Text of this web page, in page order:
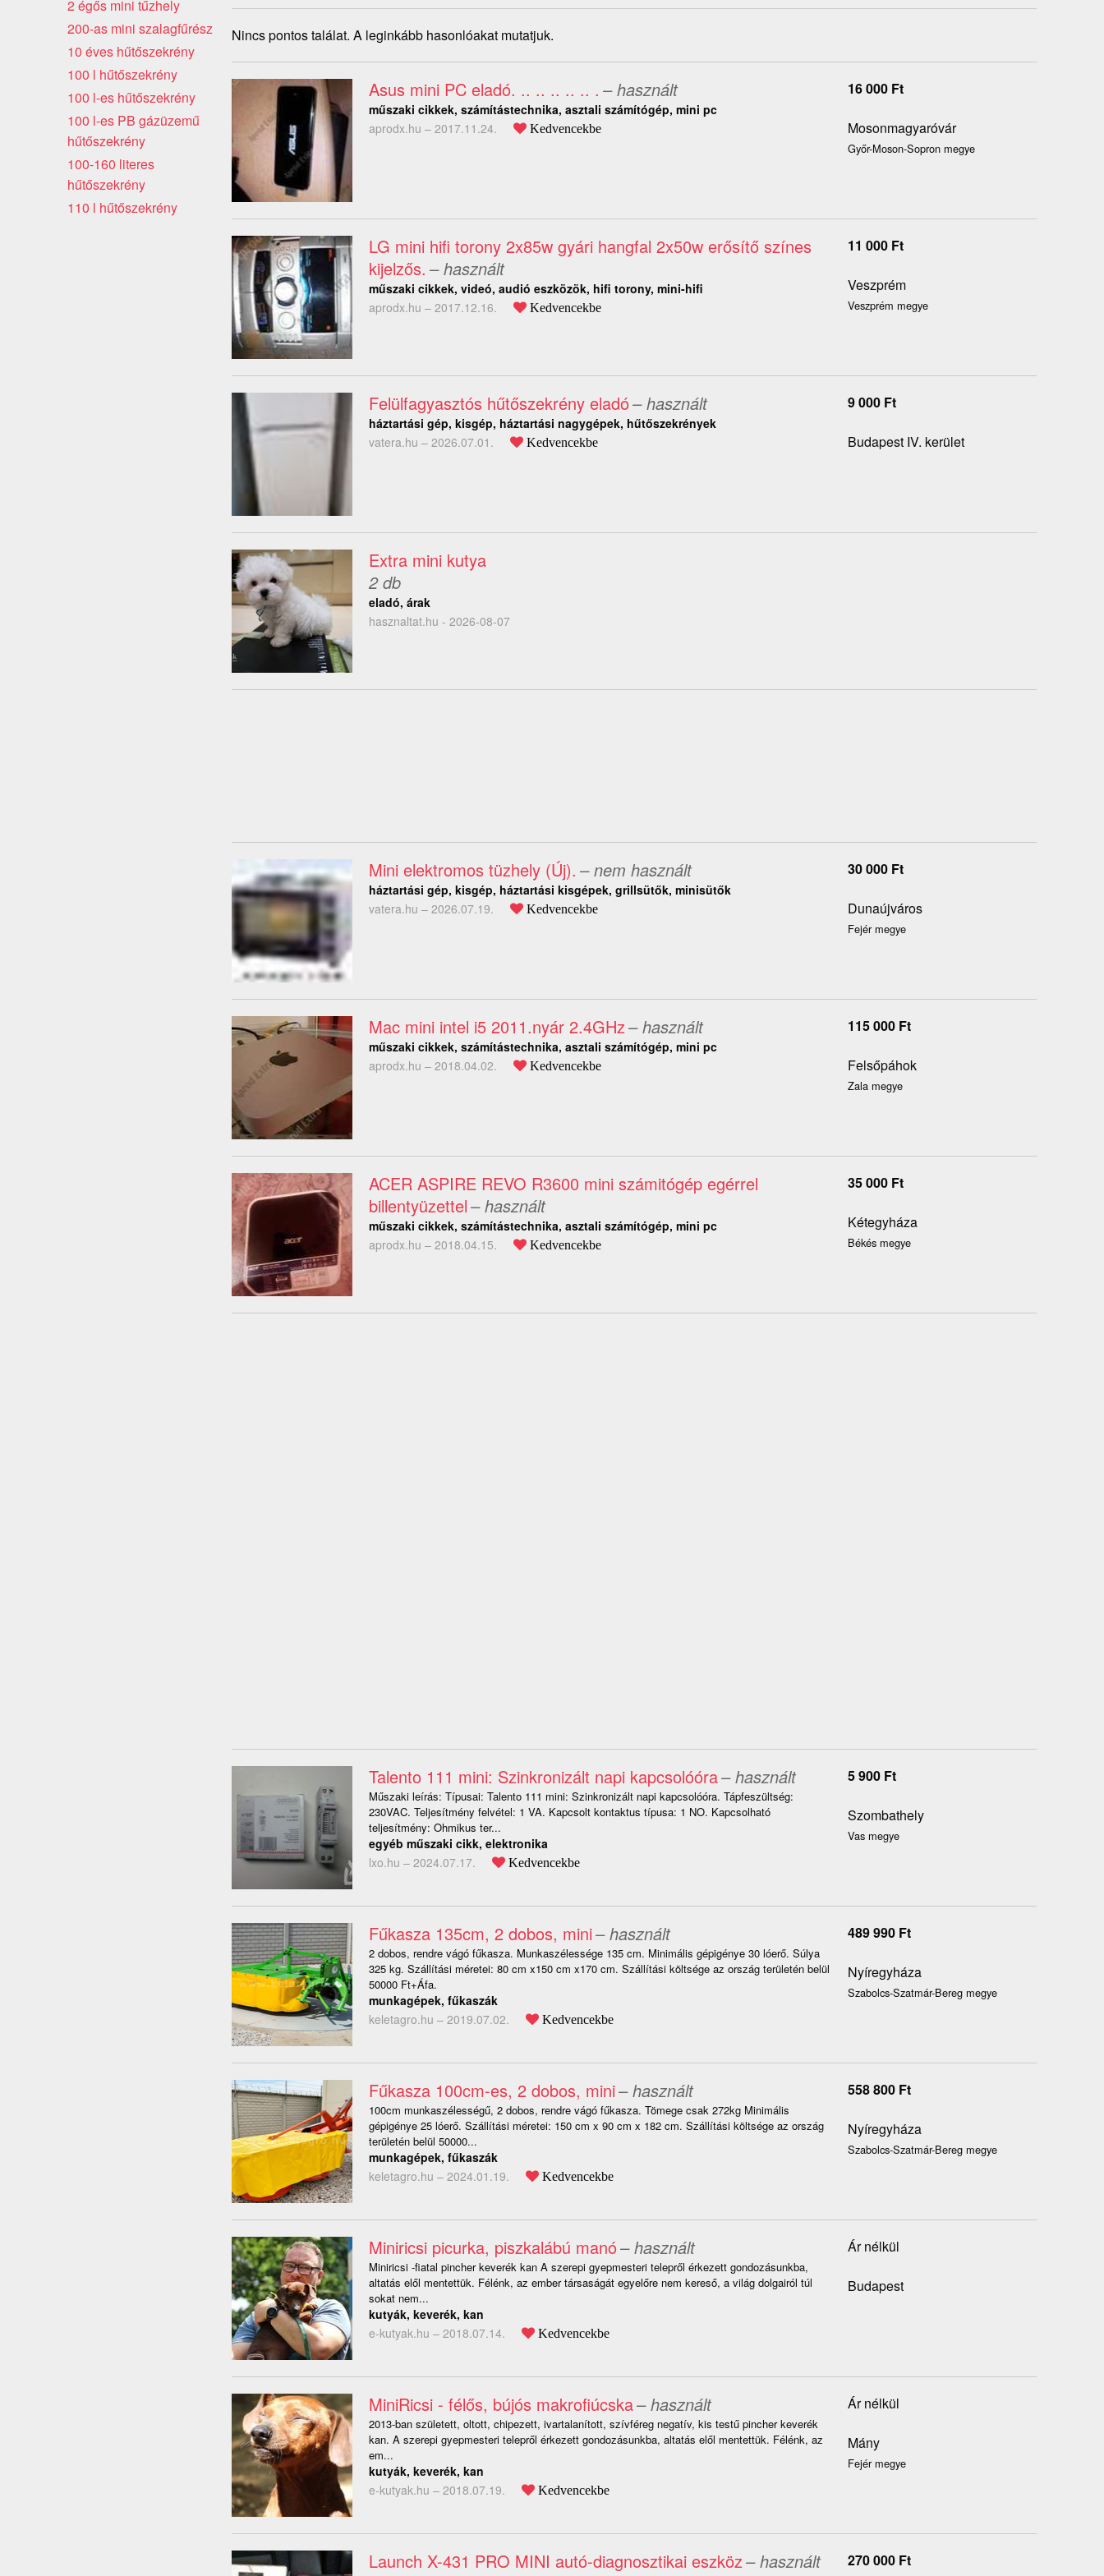
Nincs pontos találat. A leginkább hasonlóakat mutatjuk.
Asus mini PC eladó. .. .. .. .. .. . – használt
műszaki cikkek, számítástechnika, asztali számítógép, mini pc
aprodx.hu – 2017.11.24. Kedvencekbe
16 000 Ft
Mosonmagyaróvár
Győr-Moson-Sopron megye
LG mini hifi torony 2x85w gyári hangfal 2x50w erősítő színes
kijelzős. – használt
műszaki cikkek, videó, audió eszközök, hifi torony, mini-hifi
aprodx.hu – 2017.12.16. Kedvencekbe
11 000 Ft
Veszprém
Veszprém megye
Felülfagyasztós hűtőszekrény eladó– használt
háztartási gép, kisgép, háztartási nagygépek, hűtőszekrények
vatera.hu – 2026.07.01. Kedvencekbe
9 000 Ft
Budapest IV. kerület
Extra mini kutya
2 db
eladó, árak
hasznaltat.hu - 2026-08-07
Mini elektromos tüzhely (Új). – nem használt
háztartási gép, kisgép, háztartási kisgépek, grillsütők, minisütők
vatera.hu – 2026.07.19. Kedvencekbe
30 000 Ft
Dunaújváros
Fejér megye
Mac mini intel i5 2011.nyár 2.4GHz– használt
műszaki cikkek, számítástechnika, asztali számítógép, mini pc
aprodx.hu – 2018.04.02. Kedvencekbe
115 000 Ft
Felsőpáhok
Zala megye
ACER ASPIRE REVO R3600 mini számitógép egérrel
billentyüzettel– használt
műszaki cikkek, számítástechnika, asztali számítógép, mini pc
aprodx.hu – 2018.04.15. Kedvencekbe
35 000 Ft
Kétegyháza
Békés megye
Talento 111 mini: Szinkronizált napi kapcsolóóra– használt
Műszaki leírás: Típusai: Talento 111 mini: Szinkronizált napi kapcsolóóra. Tápfeszültség:
230VAC. Teljesítmény felvétel: 1 VA. Kapcsolt kontaktus típusa: 1 NO. Kapcsolható
teljesítmény: Ohmikus ter...
egyéb műszaki cikk, elektronika
lxo.hu – 2024.07.17. Kedvencekbe
5 900 Ft
Szombathely
Vas megye
Fűkasza 135cm, 2 dobos, mini– használt
2 dobos, rendre vágó fűkasza. Munkaszélessége 135 cm. Minimális gépigénye 30 lóerő. Súlya
325 kg. Szállítási méretei: 80 cm x150 cm x170 cm. Szállítási költsége az ország területén belül
50000 Ft+Áfa.
munkagépek, fűkaszák
keletagro.hu – 2019.07.02. Kedvencekbe
489 990 Ft
Nyíregyháza
Szabolcs-Szatmár-Bereg megye
Fűkasza 100cm-es, 2 dobos, mini– használt
100cm munkaszélességű, 2 dobos, rendre vágó fűkasza. Tömege csak 272kg Minimális
gépigénye 25 lóerő. Szállítási méretei: 150 cm x 90 cm x 182 cm. Szállítási költsége az ország
területén belül 50000...
munkagépek, fűkaszák
keletagro.hu – 2024.01.19. Kedvencekbe
558 800 Ft
Nyíregyháza
Szabolcs-Szatmár-Bereg megye
Miniricsi picurka, piszkalábú manó– használt
Miniricsi -fiatal pincher keverék kan A szerepi gyepmesteri telepről érkezett gondozásunkba,
altatás elől mentettük. Félénk, az ember társaságát egyelőre nem kereső, a világ dolgairól túl
sokat nem...
kutyák, keverék, kan
e-kutyak.hu – 2018.07.14. Kedvencekbe
Ár nélkül
Budapest
MiniRicsi - félős, bújós makrofiúcska– használt
2013-ban született, oltott, chipezett, ivartalanított, szívféreg negatív, kis testű pincher keverék
kan. A szerepi gyepmesteri telepről érkezett gondozásunkba, altatás elől mentettük. Félénk, az
em...
kutyák, keverék, kan
e-kutyak.hu – 2018.07.19. Kedvencekbe
Ár nélkül
Mány
Fejér megye
Launch X-431 PRO MINI autó-diagnosztikai eszköz– használt 270 000 Ft
2 égős mini tűzhely
200-as mini szalagfűrész
10 éves hűtőszekrény
100 l hűtőszekrény
100 l-es hűtőszekrény
100 l-es PB gázüzemű
hűtőszekrény
100-160 literes
hűtőszekrény
110 l hűtőszekrény